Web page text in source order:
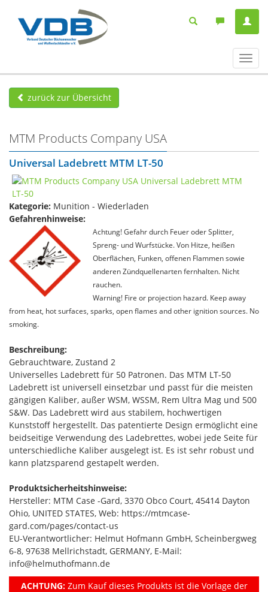
ein-/
zurück zur Übersicht
MTM Products Company USA
Universal Ladebrett MTM LT-50
Kategorie: Munition - Wiederladen
Gefahrenhinweise:
Achtung! Gefahr durch Feuer oder Splitter,
Spreng- und Wurfstücke. Von Hitze, heißen
Oberflächen, Funken, offenen Flammen sowie
anderen Zündquellenarten fernhalten. Nicht
rauchen.
Warning! Fire or projection hazard. Keep away
from heat, hot surfaces, sparks, open flames and other ignition sources. No
smoking.
Beschreibung:
Gebrauchtware, Zustand 2
Universelles Ladebrett für 50 Patronen. Das MTM LT-50
Ladebrett ist universell einsetzbar und passt für die meisten
gängigen Kaliber, außer WSM, WSSM, Rem Ultra Mag und 500
S&W. Das Ladebrett wird aus stabilem, hochwertigen
Kunststoff hergestellt. Das patentierte Design ermöglicht eine
beidseitige Verwendung des Ladebrettes, wobei jede Seite für
unterschiedliche Kaliber ausgelegt ist. Es ist sehr robust und
kann platzsparend gestapelt werden.
Produktsicherheitshinweise:
Hersteller: MTM Case -Gard, 3370 Obco Court, 45414 Dayton
Ohio, UNITED STATES, Web: https://mtmcase-
gard.com/pages/contact-us
EU-Verantwortlicher: Helmut Hofmann GmbH, Scheinbergweg
6-8, 97638 Mellrichstadt, GERMANY, E-Mail:
info@helmuthofmann.de
ACHTUNG:Zum Kauf dieses Produkts ist die Vorlage der